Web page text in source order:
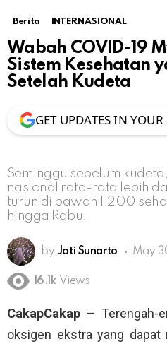
Berita INTERNASIONAL
Wabah COVID-19
Sistem Kesehatan
Setelah Kudeta
GET UPDATES IN YOUR
Seminggu sebelum
nasional rata-rata lebih
turun di bawah 1.200
hingga Rabu.
by Jati Sunarto May
16.1k Views
CakapCakap – Terengah-
oksigen ekstra yang